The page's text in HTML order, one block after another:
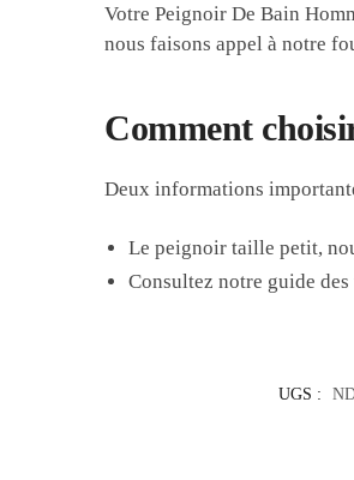
Votre Peignoir De Bain
nous faisons appel à notre
Comment
Deux informations
Le peignoir taille petit,
Consultez notre guide
UGS :